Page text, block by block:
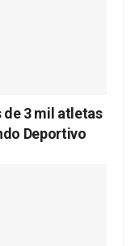
de 3 mil atletas
Deportivo